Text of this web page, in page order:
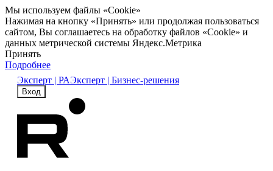
Мы используем файлы «Cookie»
Нажимая на кнопку «Принять» или продолжая пользоваться
сайтом, Вы соглашаетесь на обработку файлов «Cookie» и
данных метрической системы Яндекс.Метрика
Принять
Подробнее
Эксперт | РАЭксперт | Бизнес-решения
Вход